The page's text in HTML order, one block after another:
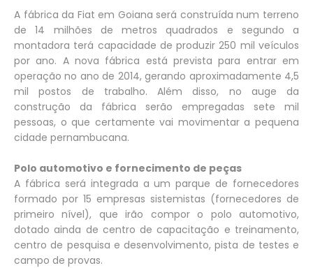
A fábrica da Fiat em Goiana será construída num terreno
de 14 milhões de metros quadrados e segundo a
montadora terá capacidade de produzir 250 mil veículos
por ano. A nova fábrica está prevista para entrar em
operação no ano de 2014, gerando aproximadamente 4,5
mil postos de trabalho. Além disso, no auge da
construção da fábrica serão empregadas sete mil
pessoas, o que certamente vai movimentar a pequena
cidade pernambucana.
Polo automotivo e fornecimento de peças
A fábrica será integrada a um parque de fornecedores
formado por 15 empresas sistemistas (fornecedores de
primeiro nível), que irão compor o polo automotivo,
dotado ainda de centro de capacitação e treinamento,
centro de pesquisa e desenvolvimento, pista de testes e
campo de provas.